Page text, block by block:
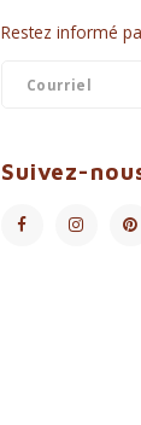
Restez informé
Suivez-